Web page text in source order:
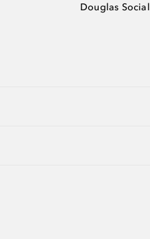
Douglas Social